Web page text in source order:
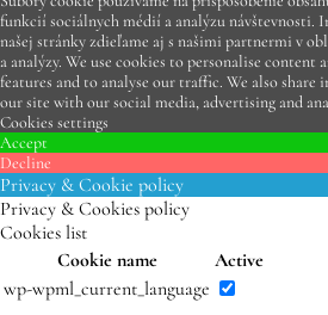
funkcií sociálnych médií a analýzu návštevnosti.
našej stránky zdieľame aj s našimi partnermi v
a analýzy. We use cookies to personalise content
features and to analyse our traffic. We also
our site with our social media, advertising and
Cookies settings
Accept
Decline
Privacy & Cookie policy
Privacy & Cookies policy
Cookies list
Cookie name
Active
wp-wpml_current_language